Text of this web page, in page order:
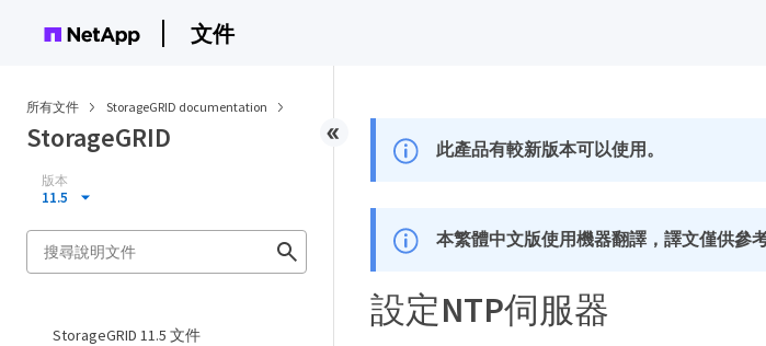
文件
所有文件 StorageGRID documentation
StorageGRID
版本
11.5
StorageGRID 11.5 文件
此產品有較新版本可以使用。
本繁體中文版使用機器翻譯，譯文僅供參
設定NTP伺服器